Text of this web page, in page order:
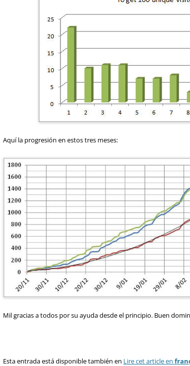
Aquí la progresión en estos tres meses:
Mil gracias a todos por su ayuda desde el principio. Buen
Esta entrada está disponible también en Lire cet article en